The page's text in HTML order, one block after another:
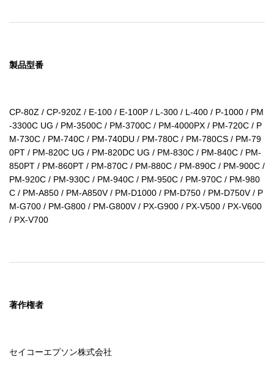
製品型番
CP-80Z / CP-920Z / E-100 / E-100P / L-300 / L-400 / P-1000 / PM
-3300C UG / PM-3500C / PM-3700C / PM-4000PX / PM-720C / P
M-730C / PM-740C / PM-740DU / PM-780C / PM-780CS / PM-79
0PT / PM-820C UG / PM-820DC UG / PM-830C / PM-840C / PM-
850PT / PM-860PT / PM-870C / PM-880C / PM-890C / PM-900C /
PM-920C / PM-930C / PM-940C / PM-950C / PM-970C / PM-980
C / PM-A850 / PM-A850V / PM-D1000 / PM-D750 / PM-D750V / P
M-G700 / PM-G800 / PM-G800V / PX-G900 / PX-V500 / PX-V600
/ PX-V700
著作権者
セイコーエプソン株式会社